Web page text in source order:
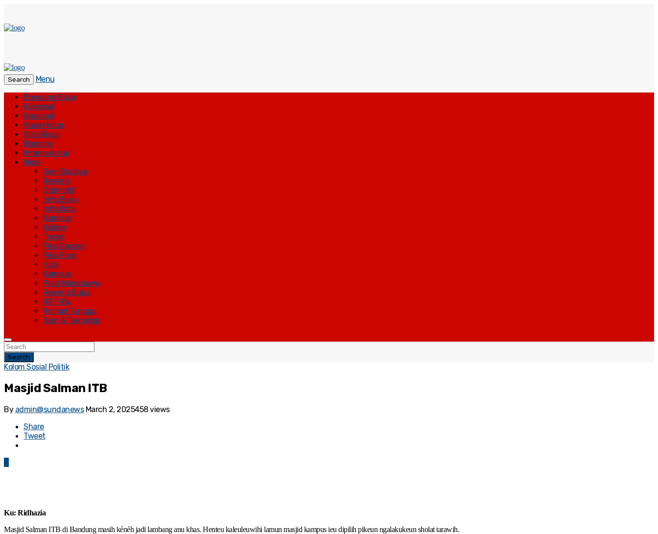
Search
Menu
Bandung Raya
Regional
Nasional
Gaya Hidup
Olah Raga
Ekonomi
Internasional
More
Seni Budaya
Resensi
Otomotif
Info Buku
Info Kota
Kampus
Kuliner
Tokoh
Fiksi Cerpen
Fiksi Puisi
Hobi
Kampus
Puisi Mahasiswa
Resensi Buku
RT / RW
Rumah Tangga
Sain & Teknologi
Search
Kolom Sosial Politik
Masjid Salman ITB
By admin@sundanews March 2, 2025458 views
Share
Tweet
Ku: Ridhazia
Masjid Salman ITB di Bandung masih kénéh jadi lambang anu khas. Henteu kaleuleuwihi lamun masjid kampus ieu dipilih pikeun ngalakukeun sholat tarawih.